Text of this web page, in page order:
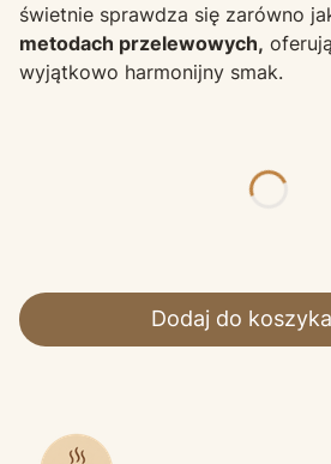
świetnie sprawdza się zarówno
metodach przelewowych,
wyjątkowo harmonijny smak.
Dodaj do koszyka